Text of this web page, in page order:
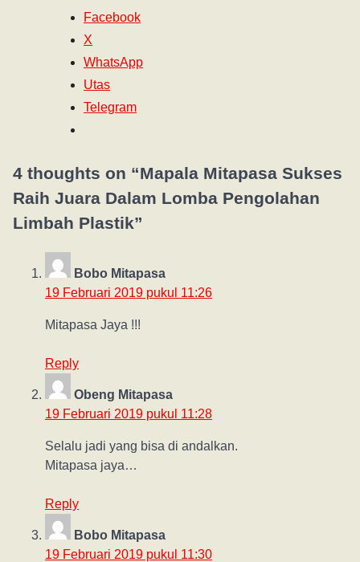
Facebook
X
WhatsApp
Utas
Telegram
4 thoughts on “Mapala Mitapasa Sukses
Raih Juara Dalam Lomba Pengolahan
Limbah Plastik”
Bobo Mitapasa
19 Februari 2019 pukul 11:26
Mitapasa Jaya !!!
Reply
Obeng Mitapasa
19 Februari 2019 pukul 11:28
Selalu jadi yang bisa di andalkan.
Mitapasa jaya…
Reply
Bobo Mitapasa
19 Februari 2019 pukul 11:30